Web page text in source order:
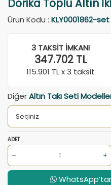
Dorika Toplu Altın
Ürün Kodu : KLY0001862-set
3 TAKSIT İMKANI
347.702TL
115.901 TL x 3 taksit
DiğerAltın Takı Seti
ADET